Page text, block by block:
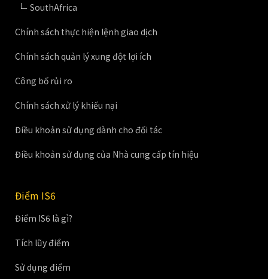
SouthAfrica
Chính sách thực hiện lệnh giao dịch
Chính sách quản lý xung đột lợi ích
Công bố rủi ro
Chính sách xử lý khiếu nại
Điều khoản sử dụng dành cho đối tác
Điều khoản sử dụng của Nhà cung cấp tín hiệu
Điểm IS6
Điểm IS6 là gì?
Tích lũy điểm
Sử dụng điểm